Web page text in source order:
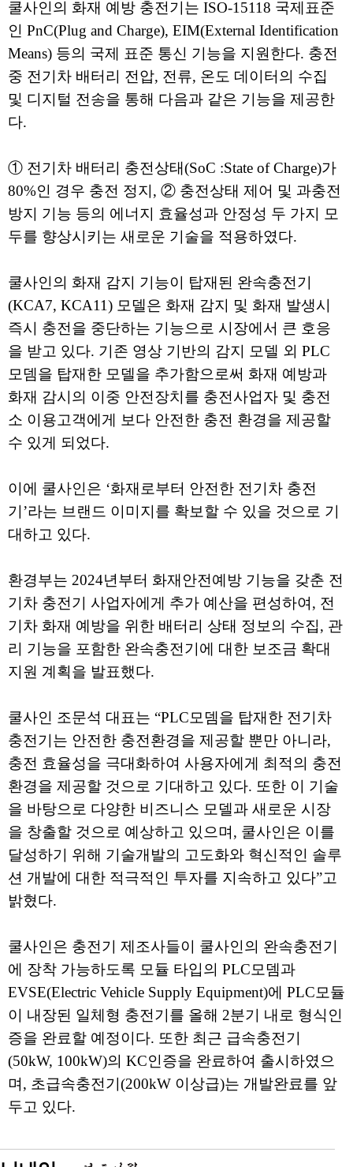
쿨사인의 화재 예방 충전기는 ISO-15118 국제표준
인 PnC(Plug and Charge), EIM(External Identification
Means) 등의 국제 표준 통신 기능을 지원한다. 충전
중 전기차 배터리 전압, 전류, 온도 데이터의 수집
및 디지털 전송을 통해 다음과 같은 기능을 제공한
다.
① 전기차 배터리 충전상태(SoC :State of Charge)가
80%인 경우 충전 정지, ② 충전상태 제어 및 과충전
방지 기능 등의 에너지 효율성과 안정성 두 가지 모
두를 향상시키는 새로운 기술을 적용하였다.
쿨사인의 화재 감지 기능이 탑재된 완속충전기
(KCA7, KCA11) 모델은 화재 감지 및 화재 발생시
즉시 충전을 중단하는 기능으로 시장에서 큰 호응
을 받고 있다. 기존 영상 기반의 감지 모델 외 PLC
모뎀을 탑재한 모델을 추가함으로써 화재 예방과
화재 감시의 이중 안전장치를 충전사업자 및 충전
소 이용고객에게 보다 안전한 충전 환경을 제공할
수 있게 되었다.
이에 쿨사인은 ‘화재로부터 안전한 전기차 충전
기’라는 브랜드 이미지를 확보할 수 있을 것으로 기
대하고 있다.
환경부는 2024년부터 화재안전예방 기능을 갖춘 전
기차 충전기 사업자에게 추가 예산을 편성하여, 전
기차 화재 예방을 위한 배터리 상태 정보의 수집, 관
리 기능을 포함한 완속충전기에 대한 보조금 확대
지원 계획을 발표했다.
쿨사인 조문석 대표는 “PLC모뎀을 탑재한 전기차
충전기는 안전한 충전환경을 제공할 뿐만 아니라,
충전 효율성을 극대화하여 사용자에게 최적의 충전
환경을 제공할 것으로 기대하고 있다. 또한 이 기술
을 바탕으로 다양한 비즈니스 모델과 새로운 시장
을 창출할 것으로 예상하고 있으며, 쿨사인은 이를
달성하기 위해 기술개발의 고도화와 혁신적인 솔루
션 개발에 대한 적극적인 투자를 지속하고 있다”고
밝혔다.
쿨사인은 충전기 제조사들이 쿨사인의 완속충전기
에 장착 가능하도록 모듈 타입의 PLC모뎀과
EVSE(Electric Vehicle Supply Equipment)에 PLC모듈
이 내장된 일체형 충전기를 올해 2분기 내로 형식인
증을 완료할 예정이다. 또한 최근 급속충전기
(50kW, 100kW)의 KC인증을 완료하여 출시하였으
며, 초급속충전기(200kW 이상급)는 개발완료를 앞
두고 있다.